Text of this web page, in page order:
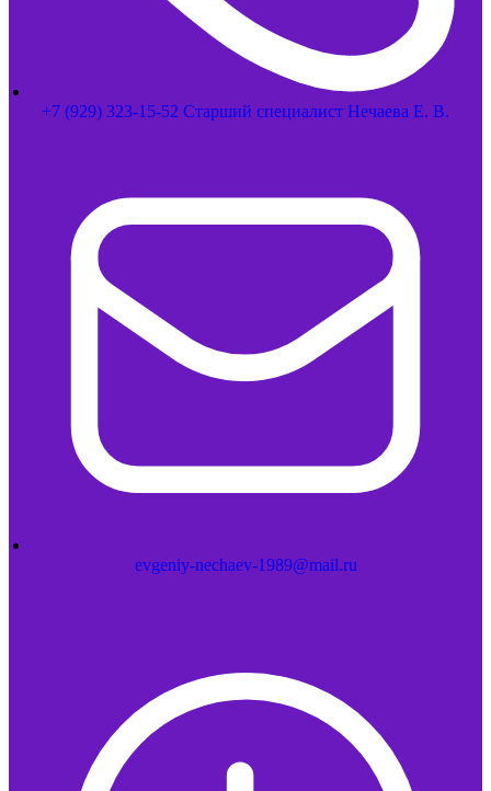
+7 (929) 323-15-52 Старший специалист Нечаева Е. В.
evgeniy-nechaev-1989@mail.ru